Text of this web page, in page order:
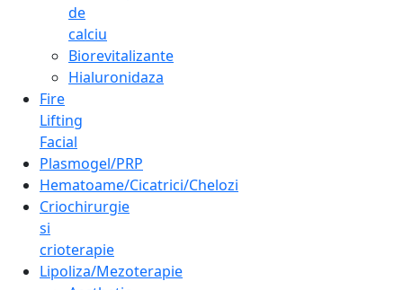
de
calciu
Biorevitalizante
Hialuronidaza
Fire
Lifting
Facial
Plasmogel/PRP
Hematoame/Cicatrici/Chelozi
Criochirurgie
si
crioterapie
Lipoliza/Mezoterapie